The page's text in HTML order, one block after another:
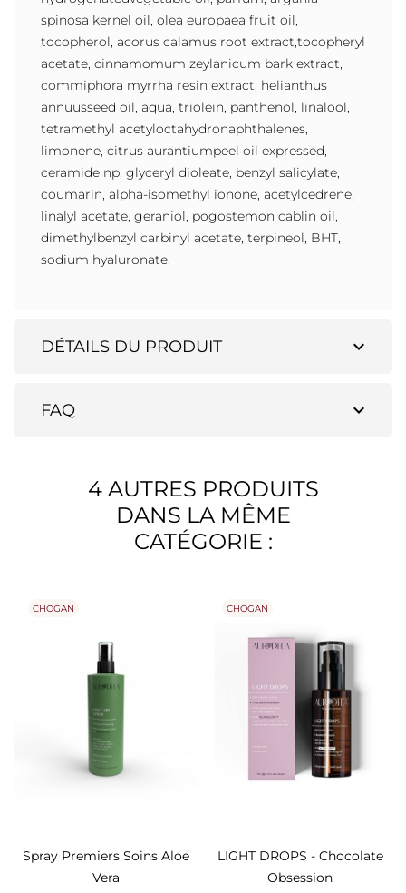
spinosa kernel oil, olea europaea fruit oil,
tocopherol, acorus calamus root extract,tocopheryl
acetate, cinnamomum zeylanicum bark extract,
commiphora myrrha resin extract, helianthus
annuusseed oil, aqua, triolein, panthenol, linalool,
tetramethyl acetyloctahydronaphthalenes,
limonene, citrus aurantiumpeel oil expressed,
ceramide np, glyceryl dioleate, benzyl salicylate,
coumarin, alpha-isomethyl ionone, acetylcedrene,
linalyl acetate, geraniol, pogostemon cablin oil,
dimethylbenzyl carbinyl acetate, terpineol, BHT,
sodium hyaluronate.
expand_more
DÉTAILS DU PRODUIT
expand_more
FAQ
4 AUTRES PRODUITS
DANS LA MÊME
CATÉGORIE :
Spray Premiers Soins Aloe
Vera
CHOGAN
LIGHT DROPS - Chocolate
Obsession
CHOGAN